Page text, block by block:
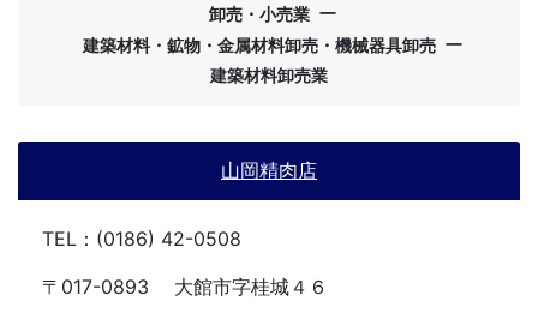
卸売・小売業 ー
建築材料・鉱物・金属材料卸売・機械器具卸売 ー
建築材料卸売業
山岡精肉店
TEL：(0186) 42-0508
〒017-0893
大館市字桂城４６